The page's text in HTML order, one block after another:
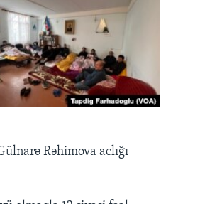
Rəhimova aclığı